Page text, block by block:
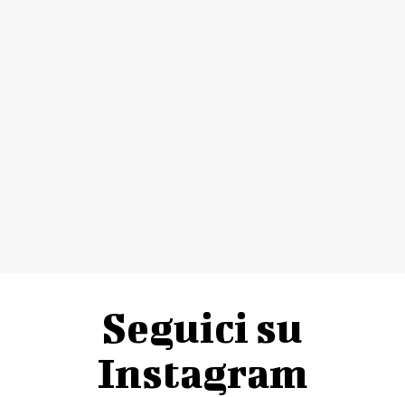
Seguici su
Instagram